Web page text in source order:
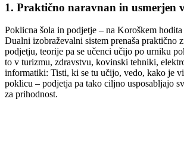
1. Praktično naravnan in usmerjen
Poklicna šola in podjetje – na Koroškem
Dualni izobraževalni sistem prenaša praktično
podjetju, teorije pa se učenci učijo po urniku
to v turizmu, zdravstvu, kovinski tehniki,
informatiki: Tisti, ki se tu učijo, vedo, kako je
poklicu – podjetja pa tako ciljno usposabljajo
za prihodnost.